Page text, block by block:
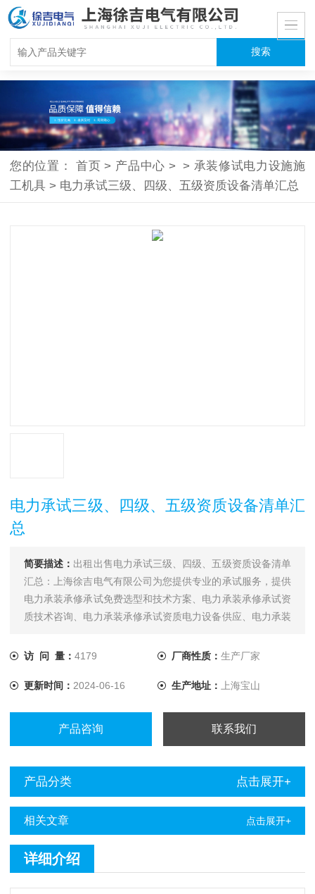
您的位置：首页 > 产品中心 > > 承装修试电力设施施
工机具 > 电力承试三级、四级、五级资质设备清单汇总
电力承试三级、四级、五级资质设备清单汇
总
简要描述： 出租出售电力承试三级、四级、五级资质设备清单
汇总：上海徐吉电气有限公司为您提供专业的承试服务，提供
电力承装承修承试免费选型和技术方案、电力承装承修承试资
质技术咨询、电力承装承修承试资质电力设备供应、电力承装
访 问 量： 4179 厂商性质： 生产厂家
更新时间： 2024-06-16 生产地址： 上海宝山
产品咨询 联系我们
产品分类 点击展开+
相关文章 点击展开+
详细介绍